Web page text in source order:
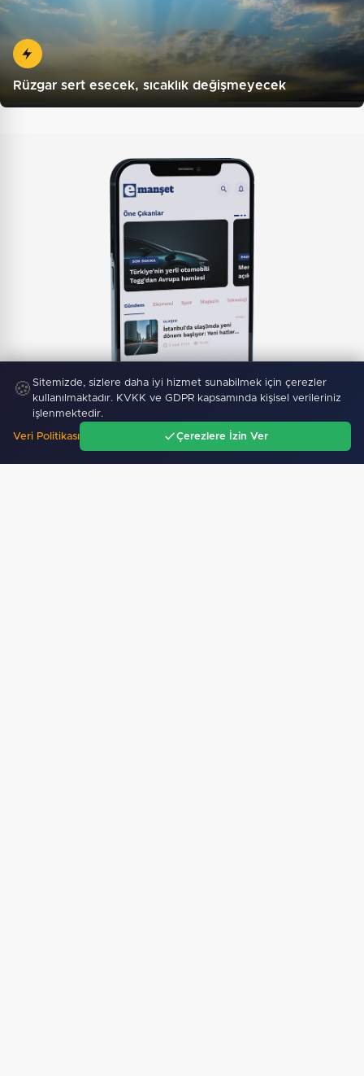
Rüzgar sert esecek, sıcaklık değişmeyecek
anında haberdar ol, ilgi alanına göre haber oku.
🍪 Sitemizde, sizlere daha iyi hizmet sunabilmek için çerezler
kullanılmaktadır. KVKK ve GDPR kapsamında kişisel verileriniz
işlenmektedir.
Veri Politikası Çerezlere İzin Ver
Gündem Ara Menü